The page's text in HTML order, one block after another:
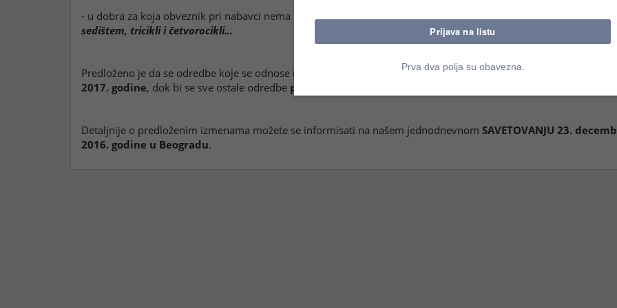
- u dobra za koja obveznik pri nabavci nema pravo na odbitak prethodnog poreza dodaju se imotocikli sa bočnim
sedištem, tricikli i četvorocikli...
Predloženo je da se odredbe koje se odnose na
određivanje mesta prometa usluga primenjuju od 1. aprila
2017. godine, dok bi se sve ostale odredbe primenjivale od 1.1.2017. godine
Detaljnije o predloženim izmenama možete se informisati na našem jednodnevnom SAVETOVANJU 23.
2016. godine u Beogradu.